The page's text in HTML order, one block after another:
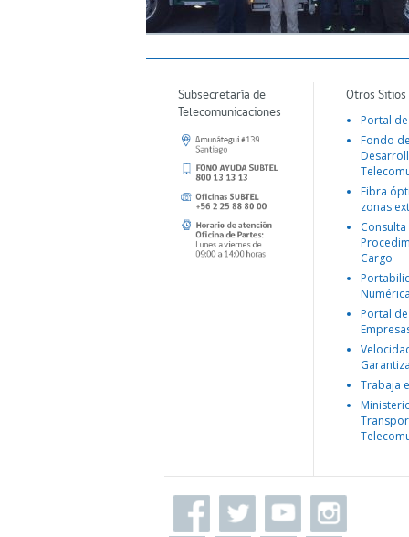
Subsecretaría de
Telecomunicaciones
Otros
Portal
Fondo
Fibra
zonas
Consulta
Cargo
Portal
Trabaja